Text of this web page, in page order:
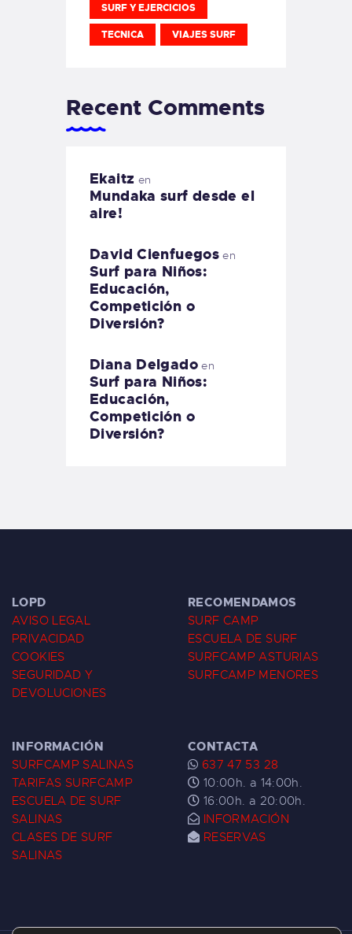
SURF Y EJERCICIOS
TECNICA VIAJES SURF
Recent Comments
Ekaitz en
Mundaka surf desde el
aire!
David Cienfuegos en
Surf para Niños:
Educación,
Competición o
Diversión?
Diana Delgadoen
Surf para Niños:
Educación,
Competición o
Diversión?
LOPD
AVISO LEGAL
PRIVACIDAD
COOKIES
SEGURIDAD Y
DEVOLUCIONES
RECOMENDAMOS
SURF CAMP
ESCUELA DE SURF
SURFCAMP ASTURIAS
SURFCAMP MENORES
INFORMACIÓN
SURFCAMP SALINAS
TARIFAS SURFCAMP
ESCUELA DE SURF
SALINAS
CLASES DE SURF
SALINAS
CONTACTA
637 47 53 28
10:00h. a 14:00h.
16:00h. a 20:00h.
INFORMACIÓN
RESERVAS